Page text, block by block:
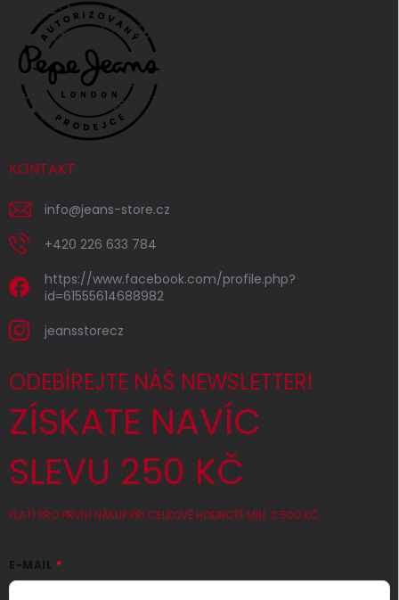
KONTAKT
info@jeans-store.cz
+420 226 633 784
https://www.facebook.com/profile.php?
id=61555614688982
jeansstorecz
ODEBÍREJTE NÁŠ NEWSLETTER!
ZÍSKATE NAVÍC
SLEVU 250 KČ
PLATÍ PRO PRVNÍ NÁKUP PŘI CELKOVÉ HODNOTĚ MIN. 2 500 KČ
E-MAIL